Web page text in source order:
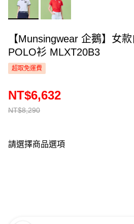
【Munsingwear 企鵝】女
POLO衫 MLXT20B3
超取免運費
NT$8,290
NT$6,632
請選擇商品選項